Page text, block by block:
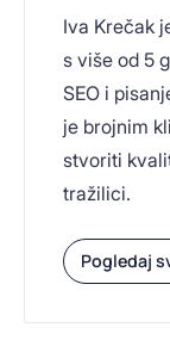
Iva Krečak
s više od 5
SEO i
je brojnim
stvoriti
tražilici.
Pogledaj